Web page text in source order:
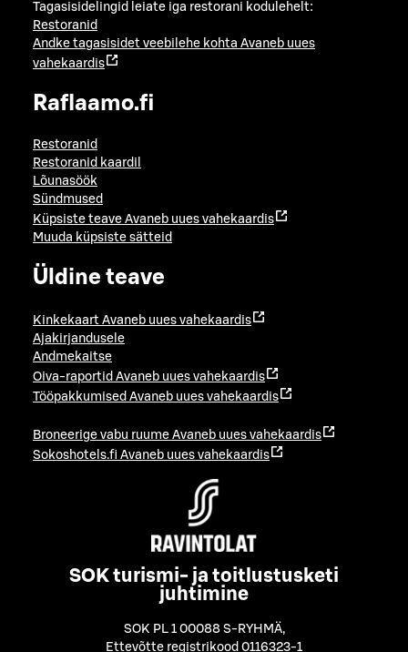
Tagasisidelingid leiate iga restorani kodulehelt:
Restoranid
Andke tagasisidet veebilehe kohta Avaneb uues
vahekaardis
Raflaamo.fi
Restoranid
Restoranid kaardil
Lõunasöök
Sündmused
Küpsiste teave Avaneb uues vahekaardis
Muuda küpsiste sätteid
Üldine teave
Kinkekaart Avaneb uues vahekaardis
Ajakirjandusele
Andmekaitse
Oiva-raportid Avaneb uues vahekaardis
Tööpakkumised Avaneb uues vahekaardis
Broneerige vabu ruume Avaneb uues vahekaardis
Sokoshotels.fi Avaneb uues vahekaardis
SOK turismi- ja toitlustusketi
juhtimine
SOK PL 1 00088 S-RYHMÄ,
Ettevõtte registrikood 0116323-1